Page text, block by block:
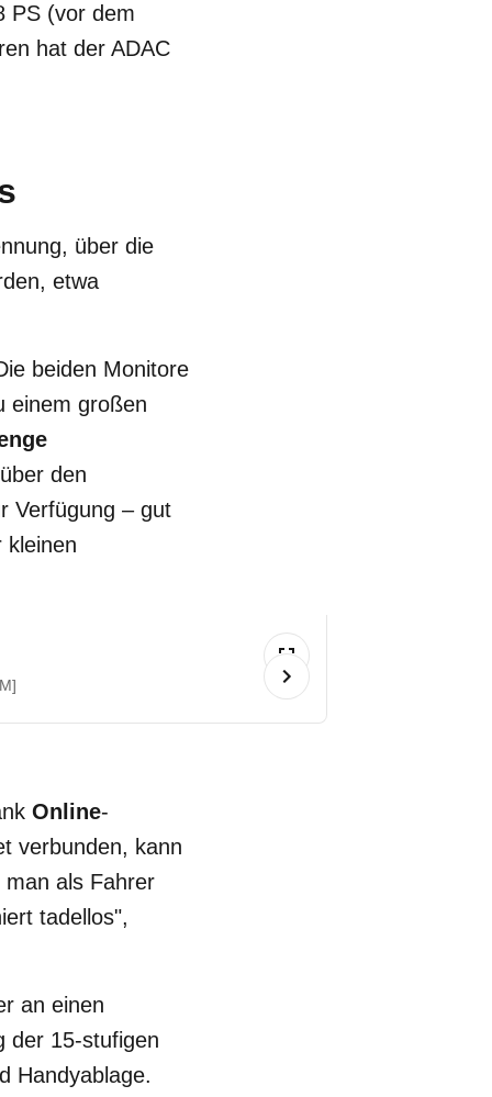
PS (vor dem
hat der ADAC
über die
etwa
beiden Monitore
einem großen
den
Verfügung – gut
kleinen
Online-
verbunden, kann
als Fahrer
tadellos",
an einen
der 15-stufigen
Handyablage.